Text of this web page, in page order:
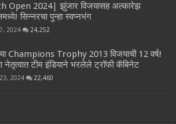
Open 2024| झुंजार विजयासह अल्कारेझ
सिन्नरचा पुन्हा स्वप्नभंग
7, 2024 24,252
Champions Trophy 2013 विजयाची 12 वर्ष!
नेतृत्वात टीम इंडियाने भरलेले ट्रॉफी कॅबिनेट
23, 2024 22,460